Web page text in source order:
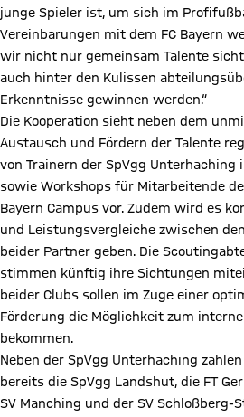
junge Spieler ist, um sich im
Vereinbarungen mit dem FC Bayern
wir nicht nur gemeinsam Talente
auch hinter den Kulissen
Erkenntnisse gewinnen werden.“
Die Kooperation sieht neben dem
Austausch und Fördern der Talente
von Trainern der SpVgg Unterhaching
sowie Workshops für Mitarbeitende
Bayern Campus vor. Zudem wird es
und Leistungsvergleiche zwischen
beider Partner geben. Die
stimmen künftig ihre Sichtungen
beider Clubs sollen im Zuge einer
Förderung die Möglichkeit zum
bekommen.
Neben der SpVgg Unterhaching
bereits die SpVgg Landshut, die FT
SV Manching und der SV Schloßberg-